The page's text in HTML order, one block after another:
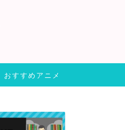
おすすめアニメ